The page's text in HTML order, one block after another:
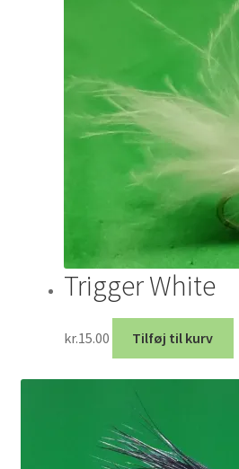
Trigger White
kr.15.00 Tilføj til kurv